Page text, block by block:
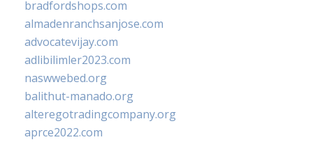
bradfordshops.com
almadenranchsanjose.com
advocatevijay.com
adlibilimler2023.com
naswwebed.org
balithut-manado.org
alteregotradingcompany.org
aprce2022.com